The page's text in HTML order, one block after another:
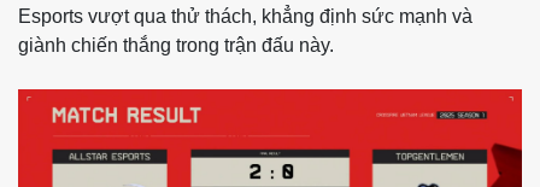
Esports vượt qua thử thách, khẳng định sức mạnh và
giành chiến thắng trong trận đấu này.